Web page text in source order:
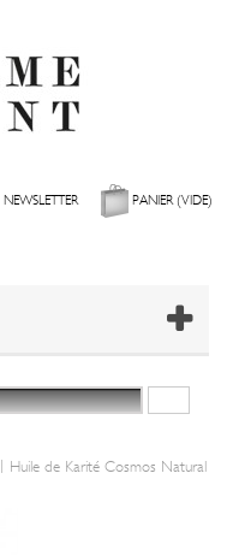
NEWSLETTER PANIER(VIDE)
| Huile de Karité Cosmos Natural